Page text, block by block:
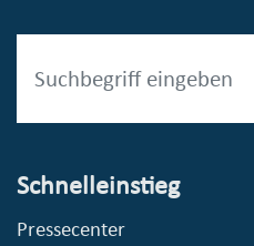
Schnelleinstieg
Pressecenter